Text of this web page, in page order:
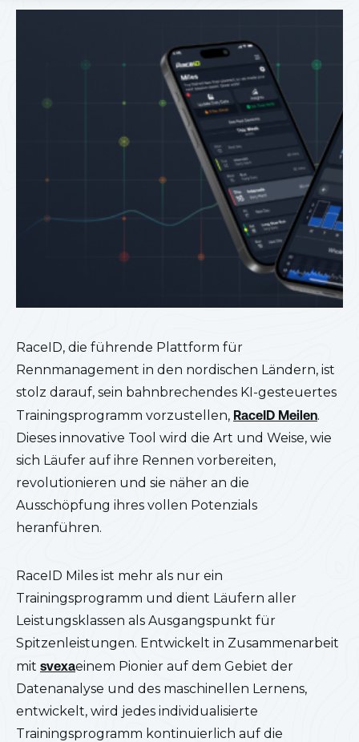
RaceID, die führende Plattform für
Rennmanagement in den nordischen Ländern, ist
stolz darauf, sein bahnbrechendes KI-gesteuertes
Trainingsprogramm vorzustellen, RaceID Meilen.
Dieses innovative Tool wird die Art und Weise, wie
sich Läufer auf ihre Rennen vorbereiten,
revolutionieren und sie näher an die
Ausschöpfung ihres vollen Potenzials
heranführen.
RaceID Miles ist mehr als nur ein
Trainingsprogramm und dient Läufern aller
Leistungsklassen als Ausgangspunkt für
Spitzenleistungen. Entwickelt in Zusammenarbeit
mit svexaeinem Pionier auf dem Gebiet der
Datenanalyse und des maschinellen Lernens,
entwickelt, wird jedes individualisierte
Trainingsprogramm kontinuierlich auf die